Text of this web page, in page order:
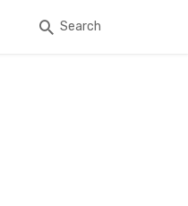
Search